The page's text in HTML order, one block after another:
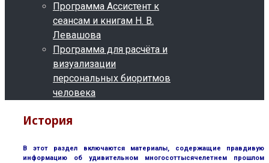
Программа Ассистент к
сеансам и книгам Н. В.
Левашова
Программа для расчёта и
визуализации
персональных биоритмов
человека
История
В этот раздел включаются материалы, содержащие правдивую
информацию об удивительном многосоттысячелетнем прошлом